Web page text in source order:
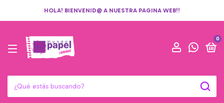
HOLA! BIENVENID@ A NUESTRA PAGINA WEB!!
0